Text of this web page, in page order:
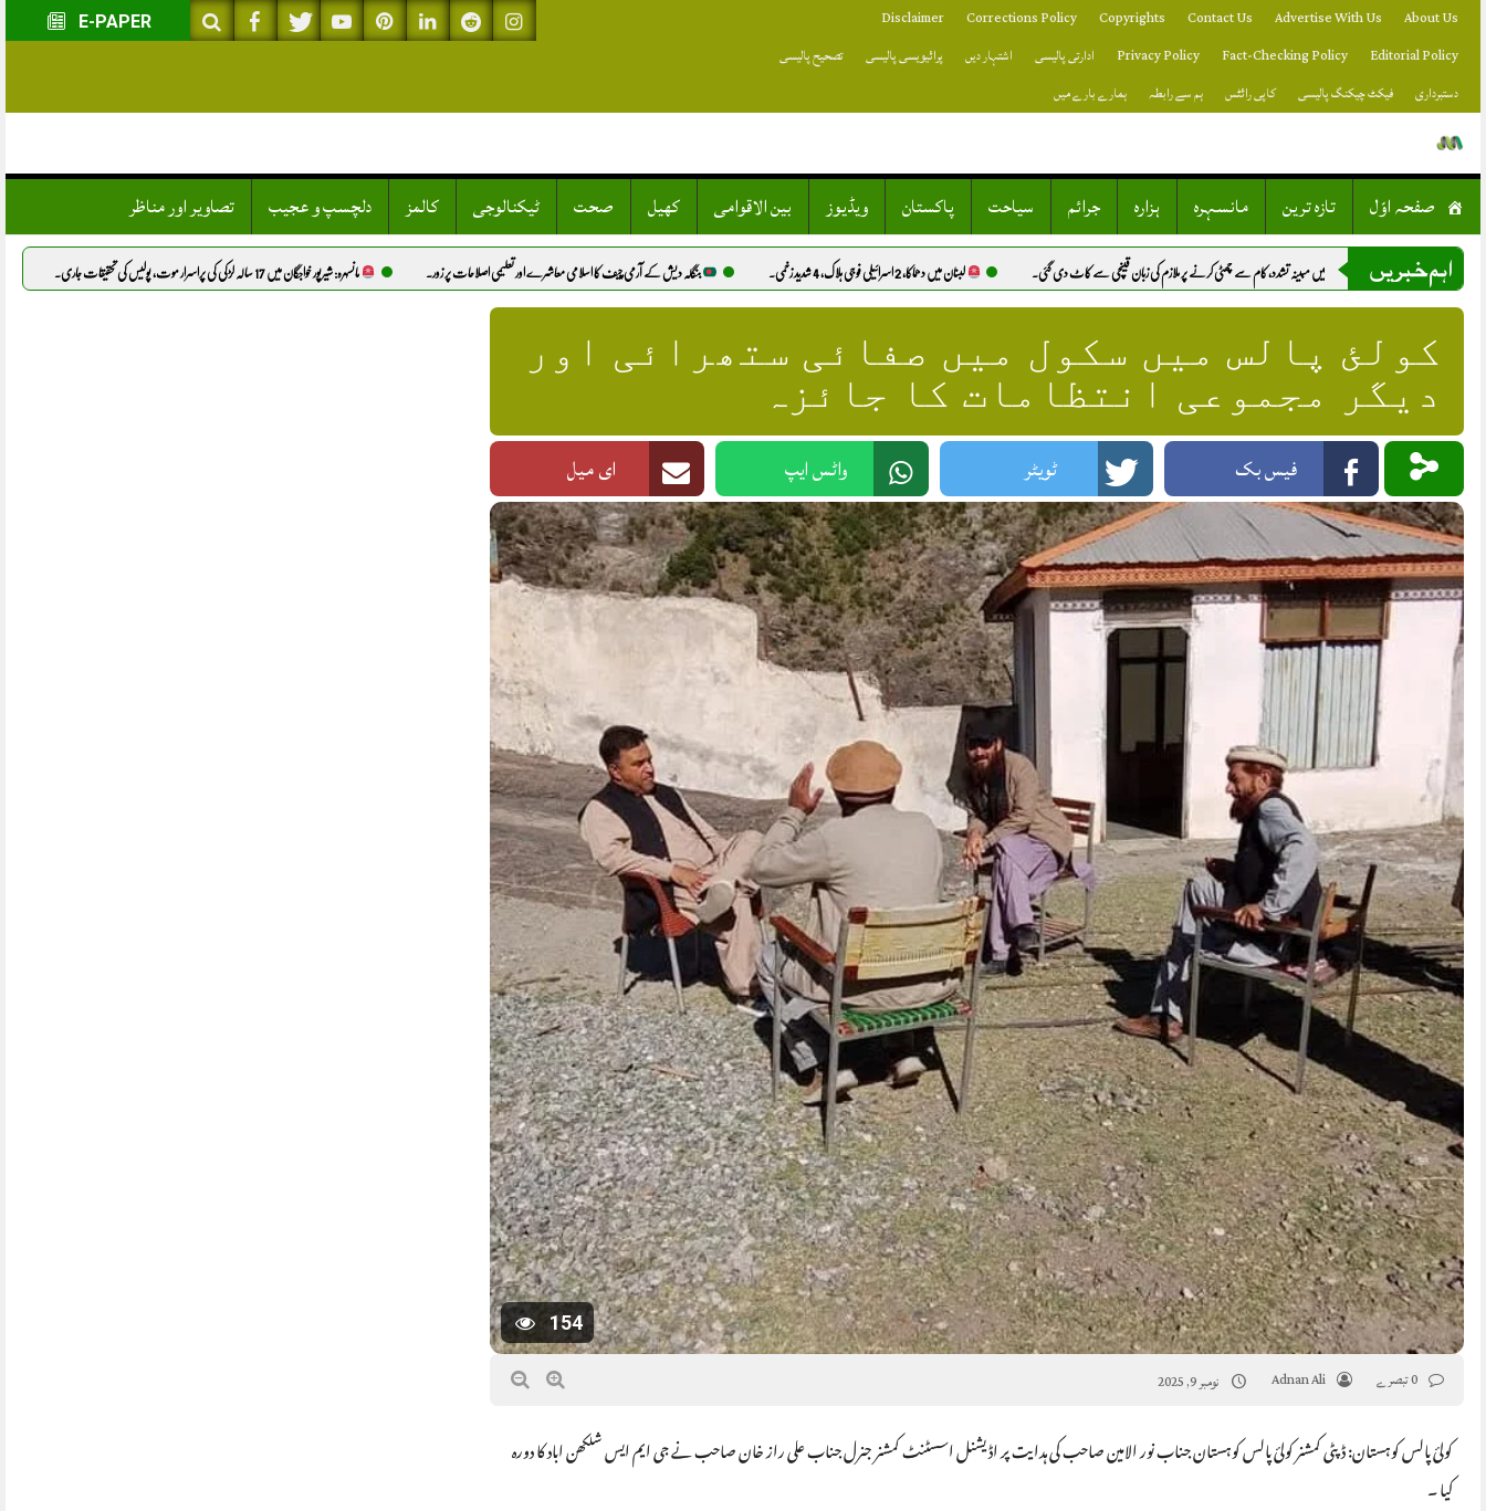
to
E-PAPER About Us
Advertise With Us
Contact Us
Copyrights
Corrections Policy
Disclaimer
Editorial Policy
Fact-Checking Policy
Privacy Policy ادارتی پالیسی اشتہار دیں پرائیویسی پالیسی
تصحیح پالیسی
دستبرداری
فیکٹ چیکنگ پالیسی کاپی رائٹس ہم سے رابطہ ہمارے بارے میں
صفحہ اوّل تازہ ترین مانسہرہ ہزارہ جرائم سیاحت پاکستان ویڈیوز بین الاقوامی کھیل صحت ٹیکنالوجی کالمز دلچسپ و عجیب تصاویر اور مناظر
اہم خبریں
بھلوال میں مبینہ تشدد، کام سے چھٹی کرنے پر ملازم کی زبان قینچی سے کاٹ دی گئی. لبنان میں دھماکا، 2 اسرائیلی فوجی ہلاک، 4 شدید زخمی. بنگلہ دیش کے آرمی چیف کا اسلامی معاشرے اور تعلیمی اصلاحات پر زور. مانسہرہ: شیرپور خواجگان میں 17 سالہ لڑکی کی پراسرار موت، پولیس کی تحقیقات جاری. پاکستان: دنیا کی پانچ عظیم
کولئ پالس میں سکول میں صفائی ستھرائی اور
دیگر مجموعی انتظامات کا جائزہ
فیس بک ٹویٹر واٹس ایپ ای میل
154
Adnan Ali نومبر 9, 2025
کولئ پالس کوہستان: ڈپٹی کمشنر کولئ پالس کوہستان جناب نور الامین صاحب کی ہدایت پر اڈیشنل اسسٹنٹ کمشنر جنرل جناب علی راز خان صاحب نے جی ایم ایس شلکھن اباد کا دورہ
کیا ۔